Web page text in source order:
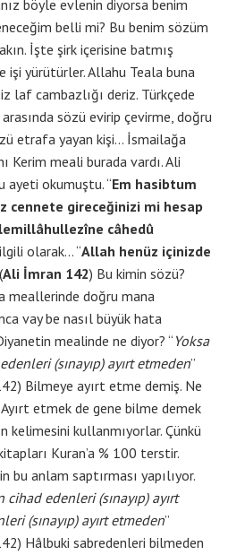
böyle evlenin diyorsa benim
belli mi? Bu benim sözüm
İşte şirk içerisine batmış
işi yürütürler. Allahu Teala buna
laf cambazlığı deriz. Türkçede
sözü evirip çevirme, doğru
etrafa yayan kişi… İsmailağa
Kerim meali burada vardı. Ali
ayeti okumuştu. “Em hasibtum
cennete gireceğinizi mi hesap
câhedû
olarak… “Allah henüz içinizde
Ali İmran 142) Bu kimin sözü?
meallerinde doğru mana
vay be nasıl büyük hata
mealinde ne diyor? “ Yoksa
(sınayıp) ayırt etmeden”
Bilmeye ayırt etme demiş. Ne
etmek de gene bilme demek
kelimesini kullanmıyorlar. Çünkü
Kuran’a % 100 terstir.
bu anlam saptırması yapılıyor.
edenleri (sınayıp) ayırt
(sınayıp) ayırt etmeden”
Hâlbuki sabredenleri bilmeden